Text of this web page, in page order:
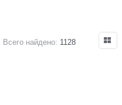
Всего найдено: 1128